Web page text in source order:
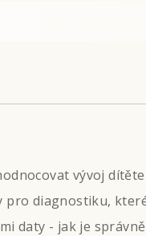
vývoj
pro diagnostiku,
daty - jak je